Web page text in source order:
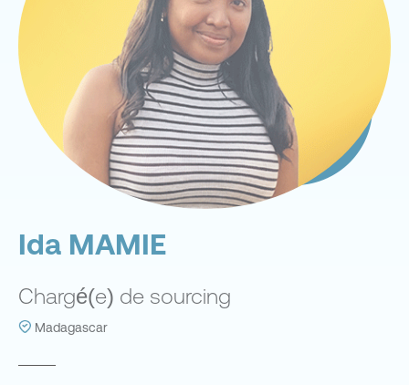
Ida MAMIE
Chargé(e) de sourcing
Madagascar